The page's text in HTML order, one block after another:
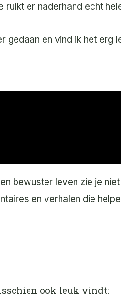
er naderhand echt
gedaan en vind ik het
bewuster leven zie je
en verhalen die
ook leuk vindt: